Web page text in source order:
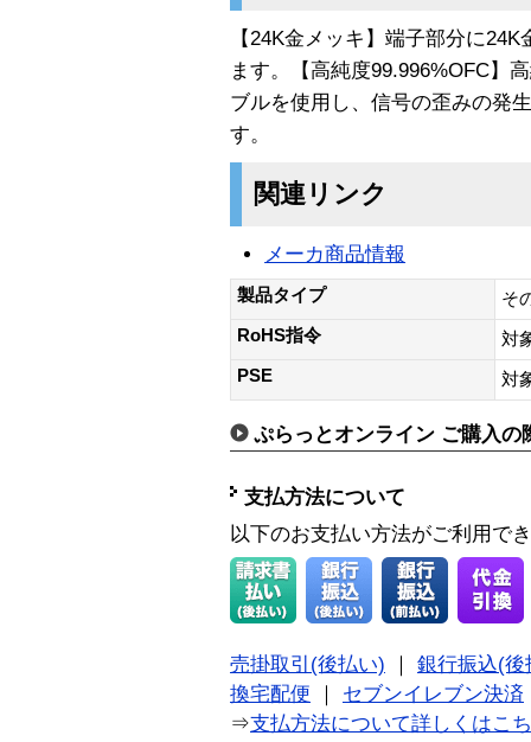
【24K金メッキ】端子部分に
ます。【高純度99.996%OFC】
ブルを使用し、信号の歪みの発
す。
関連リンク
メーカ商品情報
製品タイプ
そ
RoHS指令
対
PSE
対
ぷらっとオンライン ご購入の
支払方法について
以下のお支払い方法がご利用で
売掛取引(後払い) ｜ 銀行振込(後
換宅配便 ｜ セブンイレブン決済
⇒支払方法について詳しくはこ